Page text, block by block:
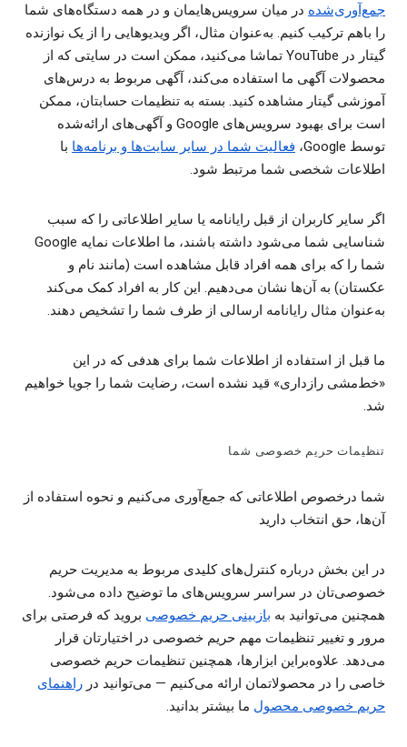
جمع‌آوری‌شده در میان سرویس‌هایمان و در همه دستگاه‌های شما
را باهم ترکیب کنیم. به‌عنوان مثال، اگر ویدیوهایی را از یک نوازنده
گیتار در YouTube تماشا می‌کنید، ممکن است در سایتی که از
محصولات آگهی ما استفاده می‌کند، آگهی مربوط به درس‌های
آموزشی گیتار مشاهده کنید. بسته به تنظیمات حسابتان، ممکن
است برای بهبود سرویس‌های Google و آگهی‌های ارائه‌شده
توسط Google‏،
فعالیت شما در سایر سایت‌ها و برنامه‌ها با
اطلاعات شخصی شما مرتبط شود.
اگر سایر کاربران از قبل رایانامه یا سایر اطلاعاتی را که سبب
شناسایی شما می‌شود داشته باشند، ما اطلاعات نمایه Google
شما را که برای همه افراد قابل مشاهده است (مانند نام و
عکستان) به آن‌ها نشان می‌دهیم. این کار به افراد کمک می‌کند
به‌عنوان مثال رایانامه ارسالی از طرف شما را تشخیص دهند.
ما قبل از استفاده از اطلاعات شما برای هدفی که در این
«خط‌مشی رازداری» قید نشده است، رضایت شما را جویا خواهیم
شد.
تنظیمات حریم خصوصی شما
شما درخصوص اطلاعاتی که جمع‌آوری می‌کنیم و نحوه استفاده از
آن‌ها، حق انتخاب دارید
در این بخش درباره کنترل‌های کلیدی مربوط به مدیریت حریم
خصوصی‌تان در سراسر سرویس‌های ما توضیح داده می‌شود.
همچنین می‌توانید به بازبینی حریم خصوصی بروید که فرصتی برای
مرور و تغییر تنظیمات مهم حریم خصوصی در اختیارتان قرار
می‌دهد. علاوه‌براین ابزارها، همچنین تنظیمات حریم خصوصی
خاصی را در محصولاتمان ارائه می‌کنیم — می‌توانید در راهنمای
حریم خصوصی محصول ما بیشتر بدانید.